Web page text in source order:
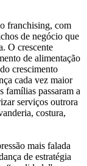
franchising, com
de negócio que
O crescente
de alimentação
crescimento
cada vez maior
famílias passaram a
serviços outrora
costura,
mais falada
de estratégia